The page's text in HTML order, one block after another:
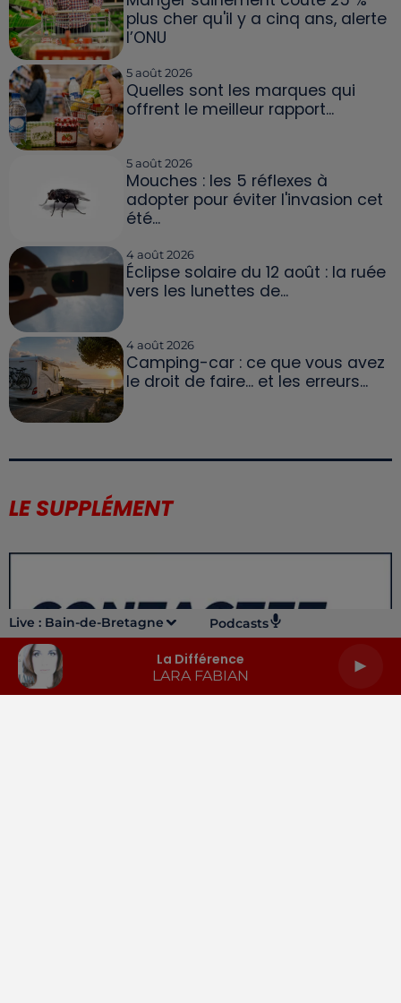
Live : Bain-de-Bretagne Podcasts
La Différence
LARA FABIAN
plus cher qu'il y a cinq ans, alerte
l’ONU
5 août 2026
Quelles sont les marques qui
offrent le meilleur rapport...
5 août 2026
Mouches : les 5 réflexes à
adopter pour éviter l'invasion cet
été...
4 août 2026
Éclipse solaire du 12 août : la ruée
vers les lunettes de...
4 août 2026
Camping-car : ce que vous avez
le droit de faire... et les erreurs...
LE SUPPLÉMENT